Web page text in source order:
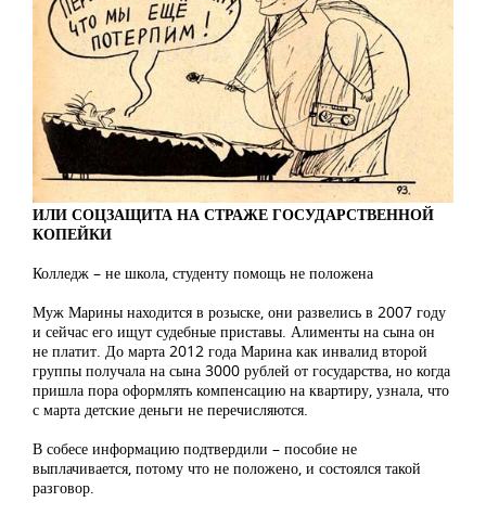
ИЛИ СОЦЗАЩИТА НА СТРАЖЕ ГОСУДАРСТВЕННОЙ
КОПЕЙКИ
Колледж – не школа, студенту помощь не положена
Муж Марины находится в розыске, они развелись в 2007 году
и сейчас его ищут судебные приставы. Алименты на сына он
не платит. До марта 2012 года Марина как инвалид второй
группы получала на сына 3000 рублей от государства, но когда
пришла пора оформлять компенсацию на квартиру, узнала, что
с марта детские деньги не перечисляются.
В собесе информацию подтвердили – пособие не
выплачивается, потому что не положено, и состоялся такой
разговор.